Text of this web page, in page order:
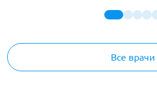
Все врачи